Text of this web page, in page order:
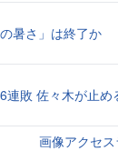
暑さ」は終了か
連敗 佐々木が止め
画像アクセ